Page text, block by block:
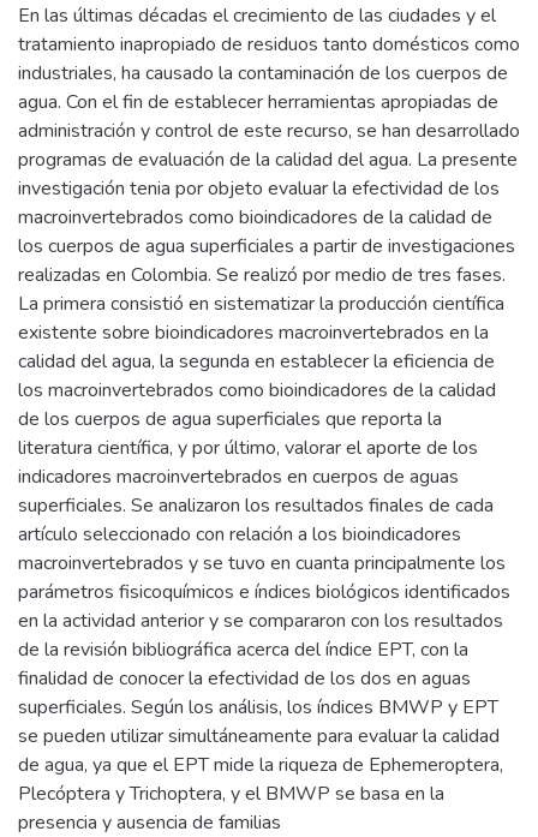
En las últimas décadas el crecimiento de las ciudades y el
tratamiento inapropiado de residuos tanto domésticos como
industriales, ha causado la contaminación de los cuerpos de
agua. Con el fin de establecer herramientas apropiadas de
administración y control de este recurso, se han desarrollado
programas de evaluación de la calidad del agua. La presente
investigación tenia por objeto evaluar la efectividad de los
macroinvertebrados como bioindicadores de la calidad de
los cuerpos de agua superficiales a partir de investigaciones
realizadas en Colombia. Se realizó por medio de tres fases.
La primera consistió en sistematizar la producción científica
existente sobre bioindicadores macroinvertebrados en la
calidad del agua, la segunda en establecer la eficiencia de
los macroinvertebrados como bioindicadores de la calidad
de los cuerpos de agua superficiales que reporta la
literatura científica, y por último, valorar el aporte de los
indicadores macroinvertebrados en cuerpos de aguas
superficiales. Se analizaron los resultados finales de cada
artículo seleccionado con relación a los bioindicadores
macroinvertebrados y se tuvo en cuanta principalmente los
parámetros fisicoquímicos e índices biológicos identificados
en la actividad anterior y se compararon con los resultados
de la revisión bibliográfica acerca del índice EPT, con la
finalidad de conocer la efectividad de los dos en aguas
superficiales. Según los análisis, los índices BMWP y EPT
se pueden utilizar simultáneamente para evaluar la calidad
de agua, ya que el EPT mide la riqueza de Ephemeroptera,
Plecóptera y Trichoptera, y el BMWP se basa en la
presencia y ausencia de familias